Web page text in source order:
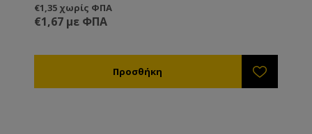
€1,35 χωρίς ΦΠΑ
€1,67 με ΦΠΑ